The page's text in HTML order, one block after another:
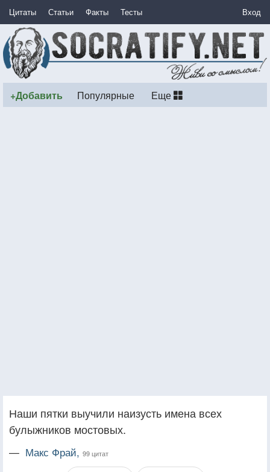
Цитаты Статьи Факты Тесты Вход
+Добавить Популярные Еще
Наши пятки выучили наизусть имена всех
булыжников мостовых.
— Макс Фрай, 99 цитат